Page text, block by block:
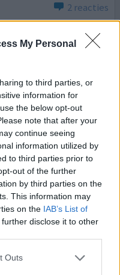
My Personal
to third parties, or
information for
the below opt-out
note that after your
continue seeing
information utilized by
to third parties prior to
out of the further
by third parties on the
This information may
on the IAB’s List of
disclose it to other
Outs
2 reacties
van 32 jaar en de
Na overleg met mijn
begonnen.
heb geen last van
injecteert ik
0 reacties